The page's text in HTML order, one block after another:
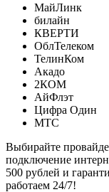
МайЛинк
билайн
КВЕРТИ
ОблТелеком
ТелинКом
Акадо
2КОМ
АйФлэт
Цифра Один
МТС
Выбирайте
подключение
500 рублей и
работаем 24/7!